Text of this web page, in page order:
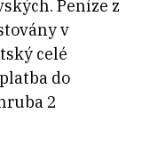
Peníze z
v
celé
do
2